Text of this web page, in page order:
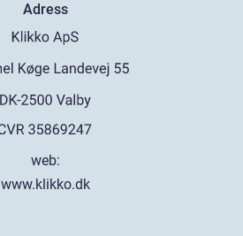
Adress
web:
www.klikko.dk